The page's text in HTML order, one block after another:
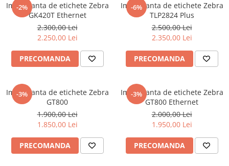
-2%
Imprimanta de etichete Zebra
GK420T Ethernet
2.300,00 Lei
2.250,00 Lei
PRECOMANDA
-6%
Imprimanta de etichete Zebra
TLP2824 Plus
2.500,00 Lei
2.350,00 Lei
PRECOMANDA
-3%
Imprimanta de etichete Zebra
GT800
1.900,00 Lei
1.850,00 Lei
PRECOMANDA
-3%
Imprimanta de etichete Zebra
GT800 Ethernet
2.000,00 Lei
1.950,00 Lei
PRECOMANDA